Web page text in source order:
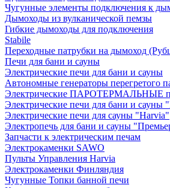
Чугунные элементы подключения к
Дымоходы из вулканической пемзы
Гибкие дымоходы для подключения
Stabile
Переходные патрубки на дымоход
Печи для бани и сауны
Электрические печи для бани и сауны
Автономные генераторы перегретого
Электрические ПАРОТЕРМАЛЬНЫЕ
Электрические печи для бани и сауны
Электрические печи для сауны "Harvia"
Электропечь для бани и сауны
Запчасти к электрическим печам
Электрокаменки SAWO
Пульты Управления Harvia
Электрокаменки Финляндия
Чугунные Топки банной печи